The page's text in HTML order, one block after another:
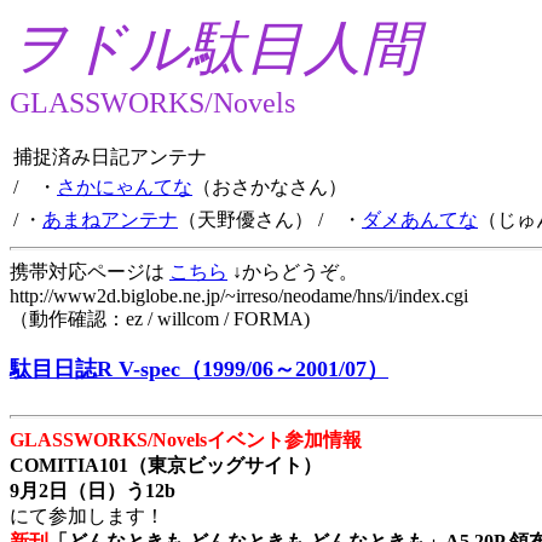
ヲドル駄目人間
GLASSWORKS/Novels
捕捉済み日記アンテナ
/ ・ さかにゃんてな （おさかなさん）
/ ・ あまねアンテナ （天野優さん） / ・ ダメあんてな （じ
携帯対応ページは こちら ↓からどうぞ。
http://www2d.biglobe.ne.jp/~irreso/neodame/hns/i/index.cgi
（動作確認：ez / willcom / FORMA)
駄目日誌R V-spec（1999/06～2001/07）
GLASSWORKS/Novelsイベント参加情報
COMITIA101（東京ビッグサイト）
9月2日（日）う12b
にて参加します！